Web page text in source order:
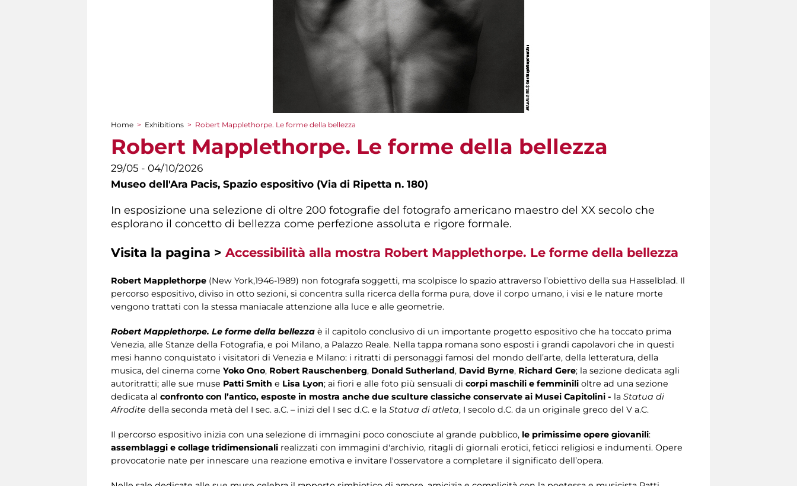
You are here
Home > Exhibitions > Robert Mapplethorpe. Le forme della bellezza
Robert Mapplethorpe. Le forme della bellezza
29/05 - 04/10/2026
Museo dell'Ara Pacis, Spazio espositivo (Via di Ripetta n. 180)
In esposizione una selezione di oltre 200 fotografie del fotografo americano maestro del XX secolo che
esplorano il concetto di bellezza come perfezione assoluta e rigore formale.
Visita la pagina > Accessibilità alla mostra Robert Mapplethorpe. Le forme della bellezza
Robert Mapplethorpe (New York,1946-1989) non fotografa soggetti, ma scolpisce lo spazio attraverso l’obiettivo della sua Hasselblad. Il
percorso espositivo, diviso in otto sezioni, si concentra sulla ricerca della forma pura, dove il corpo umano, i visi e le nature morte
vengono trattati con la stessa maniacale attenzione alla luce e alle geometrie.
Robert Mapplethorpe. Le forme della bellezza è il capitolo conclusivo di un importante progetto espositivo che ha toccato prima
Venezia, alle Stanze della Fotografia, e poi Milano, a Palazzo Reale. Nella tappa romana sono esposti i grandi capolavori che in questi
mesi hanno conquistato i visitatori di Venezia e Milano: i ritratti di personaggi famosi del mondo dell’arte, della letteratura, della
musica, del cinema come Yoko Ono, Robert Rauschenberg, Donald Sutherland, David Byrne, Richard Gere; la sezione dedicata agli
autoritratti; alle sue muse Patti Smith e Lisa Lyon; ai fiori e alle foto più sensuali di corpi maschili e femminili oltre ad una sezione
dedicata al confronto con l’antico, esposte in mostra anche due sculture classiche conservate ai Musei Capitolini - la Statua di
Afrodite della seconda metà del I sec. a.C. – inizi del I sec d.C. e la Statua di atleta, I secolo d.C. da un originale greco del V a.C.
Il percorso espositivo inizia con una selezione di immagini poco conosciute al grande pubblico, le primissime opere giovanili:
assemblaggi e collage tridimensionali realizzati con immagini d'archivio, ritagli di giornali erotici, feticci religiosi e indumenti. Opere
provocatorie nate per innescare una reazione emotiva e invitare l'osservatore a completare il significato dell’opera.